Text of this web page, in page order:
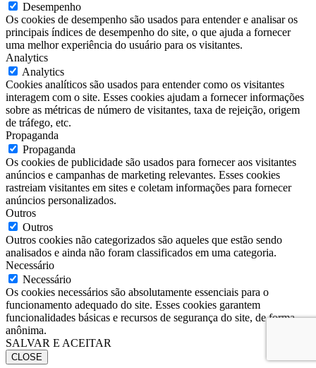
Desempenho
Os cookies de desempenho são usados para entender e analisar os
principais índices de desempenho do site, o que ajuda a fornecer
uma melhor experiência do usuário para os visitantes.
Analytics
Analytics
Cookies analíticos são usados para entender como os visitantes
interagem com o site. Esses cookies ajudam a fornecer informações
sobre as métricas de número de visitantes, taxa de rejeição, origem
de tráfego, etc.
Propaganda
Propaganda
Os cookies de publicidade são usados para fornecer aos visitantes
anúncios e campanhas de marketing relevantes. Esses cookies
rastreiam visitantes em sites e coletam informações para fornecer
anúncios personalizados.
Outros
Outros
Outros cookies não categorizados são aqueles que estão sendo
analisados e ainda não foram classificados em uma categoria.
Necessário
Necessário
Os cookies necessários são absolutamente essenciais para o
funcionamento adequado do site. Esses cookies garantem
funcionalidades básicas e recursos de segurança do site, de forma
anônima.
SALVAR E ACEITAR
CLOSE